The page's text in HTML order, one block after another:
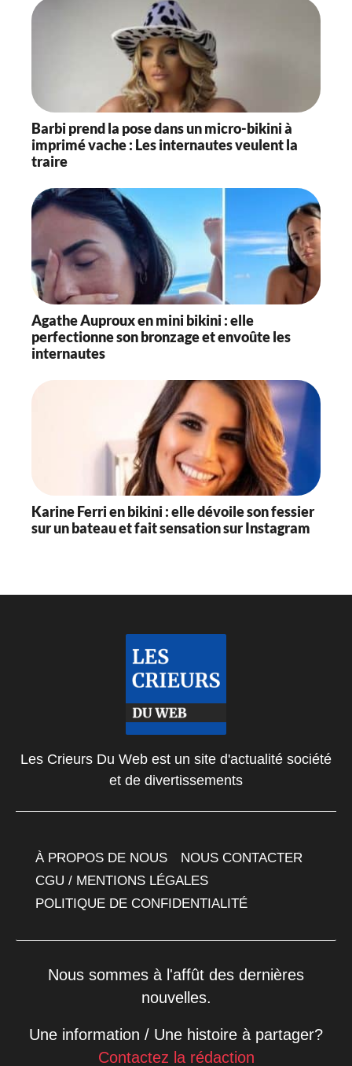
Barbi prend la pose dans un micro-bikini à
imprimé vache : Les internautes veulent la
traire
Agathe Auproux en mini bikini : elle
perfectionne son bronzage et envoûte les
internautes
Karine Ferri en bikini : elle dévoile son fessier
sur un bateau et fait sensation sur Instagram
Les Crieurs Du Web est un site d'actualité société
et de divertissements
À PROPOS DE NOUS
NOUS CONTACTER
CGU / MENTIONS LÉGALES
POLITIQUE DE CONFIDENTIALITÉ
Nous sommes à l'affût des dernières
nouvelles.
Une information / Une histoire à partager?
Contactez la rédaction